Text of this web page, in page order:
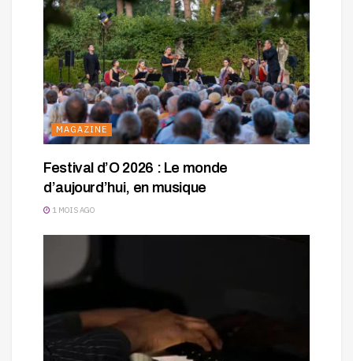
MAGAZINE
Festival d’O 2026 : Le monde
d’aujourd’hui, en musique
1 MOIS AGO